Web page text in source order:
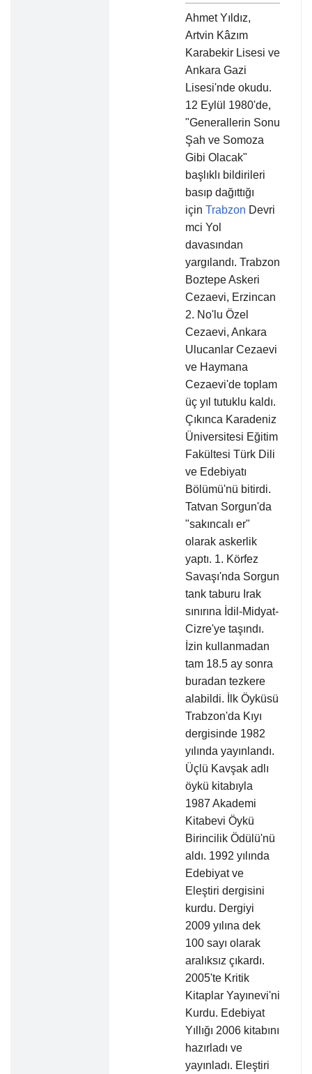
Ahmet Yıldız,
Artvin Kâzım
Karabekir Lisesi ve
Ankara Gazi
Lisesi'nde okudu.
12 Eylül 1980'de,
"Generallerin Sonu
Şah ve Somoza
Gibi Olacak"
başlıklı bildirileri
basıp dağıttığı
için Trabzon Devri
mci Yol
davasından
yargılandı. Trabzon
Boztepe Askeri
Cezaevi, Erzincan
2. No'lu Özel
Cezaevi, Ankara
Ulucanlar Cezaevi
ve Haymana
Cezaevi'de toplam
üç yıl tutuklu kaldı.
Çıkınca Karadeniz
Üniversitesi Eğitim
Fakültesi Türk Dili
ve Edebiyatı
Bölümü'nü bitirdi.
Tatvan Sorgun'da
"sakıncalı er"
olarak askerlik
yaptı. 1. Körfez
Savaşı'nda Sorgun
tank taburu Irak
sınırına İdil-Midyat-
Cizre'ye taşındı.
İzin kullanmadan
tam 18.5 ay sonra
buradan tezkere
alabildi. İlk Öyküsü
Trabzon'da Kıyı
dergisinde 1982
yılında yayınlandı.
Üçlü Kavşak adlı
öykü kitabıyla
1987 Akademi
Kitabevi Öykü
Birincilik Ödülü'nü
aldı. 1992 yılında
Edebiyat ve
Eleştiri dergisini
kurdu. Dergiyi
2009 yılına dek
100 sayı olarak
aralıksız çıkardı.
2005'te Kritik
Kitaplar Yayınevi'ni
Kurdu. Edebiyat
Yıllığı 2006 kitabını
hazırladı ve
yayınladı. Eleştiri